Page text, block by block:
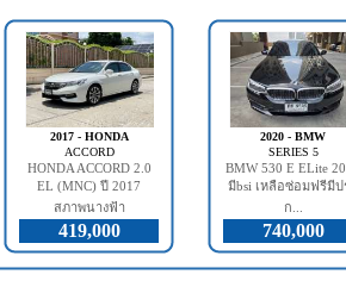
2017 - HONDA
ACCORD
HONDA ACCORD 2.0
EL (MNC) ปี 2017
สภาพนางฟ้า
419,000
2020 - BMW
SERIES 5
BMW 530 E ELite
มีbsi เหลือซ่อมฟรีมีป
ก...
740,000